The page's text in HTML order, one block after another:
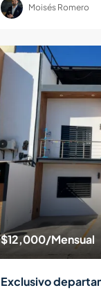
Moisés Romero
$12,000/Mensual
Exclusivo